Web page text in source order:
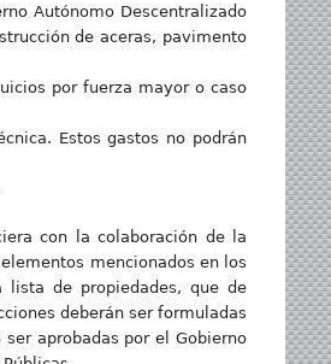
Autónomo Descentralizado
de aceras, pavimento
por fuerza mayor o caso
Estos gastos no podrán
con la colaboración de la
mencionados en los
lista de propiedades, que de
deberán ser formuladas
aprobadas por el Gobierno